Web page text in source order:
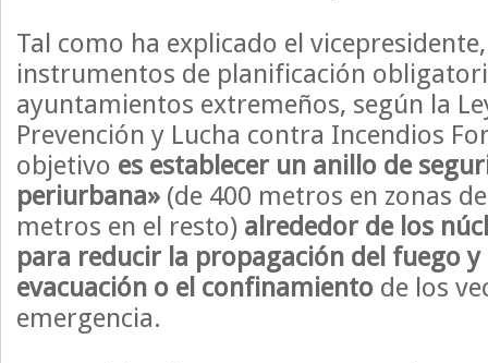
Tal como ha explicado el
instrumentos de planificación
ayuntamientos extremeños, según la
Prevención y Lucha contra Incendios
objetivo es establecer un anillo de
periurbana» (de 400 metros en zonas
metros en el resto) alrededor de los
para reducir la propagación del fuego
evacuación o el confinamiento de los
emergencia.